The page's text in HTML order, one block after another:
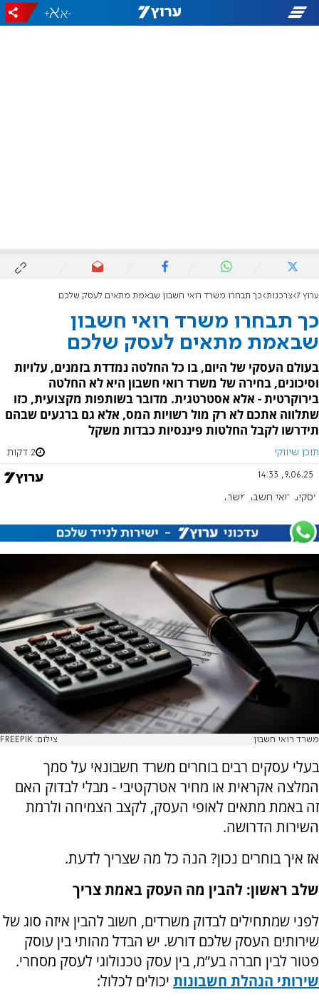
-
+
ערוץ 7 צרכנות כך תבחרו משרד רואי חשבון שבאמת מתאים לעסק שלכם
כך תבחרו משרד רואי חשבון
שבאמת מתאים לעסק שלכם
בעולם העסקי של היום, בו כל החלטה נמדדת בזמנים, עלויות
וסיכונים, בחירה של משרד רואי חשבון היא לא החלטה
בירוקרטית - אלא אסטרטגית. מדובר בשותפות מקצועית, כזו
שתלווה אתכם לא רק מול רשויות המס, אלא גם ברגעים שבהם
תידרשו לקבל החלטות פיננסיות כבדות משקל
תוכן שיווקי 2 דקות
9.06.25, 14:33
עסקים רואי חשבון משרד
משרד רואי חשבון צילום: FREEPIK
בעלי עסקים רבים בוחרים משרד חשבונאי על סמך
המלצה אקראית או מחיר אטרקטיבי - מבלי לבדוק האם
זה באמת מתאים לאופי העסק, לקצב הצמיחה ולרמת
השירות הדרושה.
אז איך בוחרים נכון? הנה כל מה שצריך לדעת.
שלב ראשון: להבין מה העסק באמת צריך
לפני שמתחילים לבדוק משרדים, חשוב להבין איזה סוג של
שירותים העסק שלכם דורש. יש הבדל מהותי בין עוסק
פטור לבין חברה בע”מ, בין עסק טכנולוגי לעסק מסחרי.
שירותי הנהלת חשבונות יכולים לכלול: